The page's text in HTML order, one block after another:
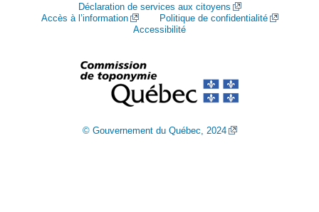
Déclaration de services aux citoyens
Accès à l’information
Politique de confidentialité
Accessibilité
© Gouvernement du Québec, 2024